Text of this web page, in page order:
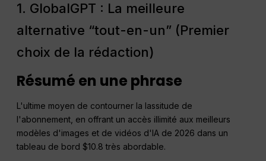
1. GlobalGPT : La meilleure
alternative “tout-en-un” (Premier
choix de la rédaction)
Résumé en une phrase
L'ultime moyen de contourner la lassitude de
l'abonnement, en offrant un accès illimité aux meilleurs
modèles d'images et de vidéos d'IA de 2026 dans un
tableau de bord $10.8 très abordable.